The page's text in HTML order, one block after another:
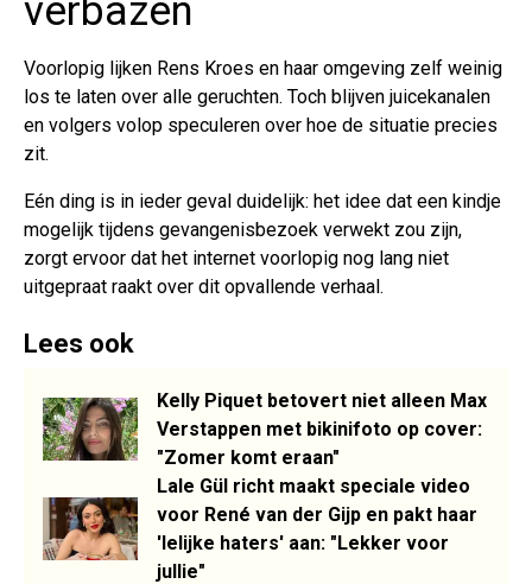
verbazen
Voorlopig lijken Rens Kroes en haar omgeving zelf weinig
los te laten over alle geruchten. Toch blijven juicekanalen
en volgers volop speculeren over hoe de situatie precies
zit.
Eén ding is in ieder geval duidelijk: het idee dat een kindje
mogelijk tijdens gevangenisbezoek verwekt zou zijn,
zorgt ervoor dat het internet voorlopig nog lang niet
uitgepraat raakt over dit opvallende verhaal.
Lees ook
Kelly Piquet betovert niet alleen Max
Verstappen met bikinifoto op cover:
"Zomer komt eraan"
Lale Gül richt maakt speciale video
voor René van der Gijp en pakt haar
'lelijke haters' aan: "Lekker voor
jullie"